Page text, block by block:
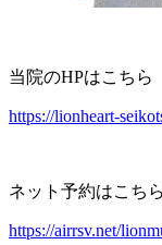
当院のHPはこちら
https://lionheart-
ネット予約はこち
https://airrsv.net/